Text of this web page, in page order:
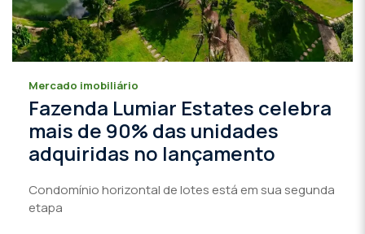
Mercado imobiliário
Fazenda Lumiar Estates celebra
mais de 90% das unidades
adquiridas no lançamento
Condomínio horizontal de lotes está em sua segunda
etapa